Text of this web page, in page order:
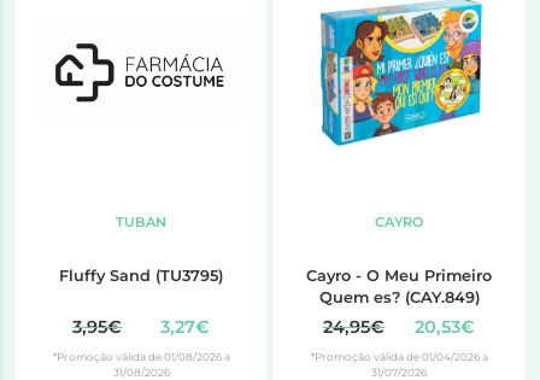
TUBAN
Fluffy Sand (TU3795)
3,95€ 3,27€
*Promoção válida de 01/08/2026 a
31/08/2026
CAYRO
Cayro - O Meu Primeiro
Quem es? (CAY.849)
24,95€ 20,53€
*Promoção válida de 01/04/2026 a
31/07/2026